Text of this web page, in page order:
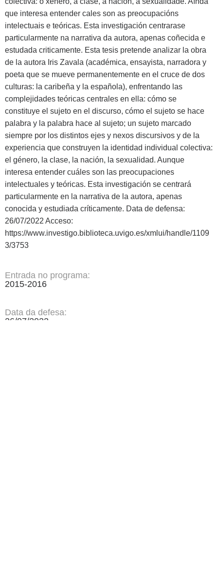
que interesa entender cales son as preocupacións
intelectuais e teóricas. Esta investigación centrarase
particularmente na narrativa da autora, apenas coñecida e
estudada criticamente. Esta tesis pretende analizar la obra
de la autora Iris Zavala (académica, ensayista, narradora y
poeta que se mueve permanentemente en el cruce de dos
culturas: la caribeña y la española), enfrentando las
complejidades teóricas centrales en ella: cómo se
constituye el sujeto en el discurso, cómo el sujeto se hace
palabra y la palabra hace al sujeto; un sujeto marcado
siempre por los distintos ejes y nexos discursivos y de la
experiencia que construyen la identidad individual colectiva:
el género, la clase, la nación, la sexualidad. Aunque
interesa entender cuáles son las preocupaciones
intelectuales y teóricas. Esta investigación se centrará
particularmente en la narrativa de la autora, apenas
conocida y estudiada críticamente. Data de defensa:
26/07/2022 Acceso:
https://www.investigo.biblioteca.uvigo.es/xmlui/handle/1109
3/3753
Entrada no programa:
2015-2016
Data da defesa:
26/07/2022